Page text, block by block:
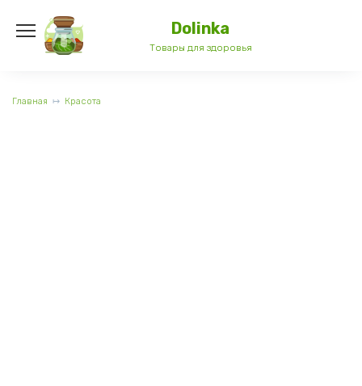
содержанию
Dolinka
Товары для здоровья
Главная Красота